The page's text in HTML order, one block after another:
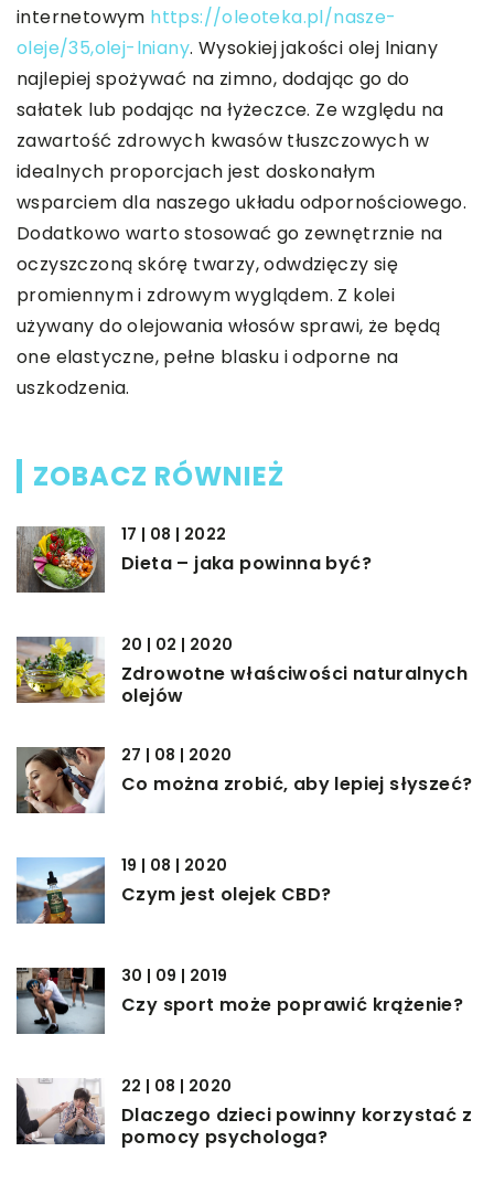
internetowym https://oleoteka.pl/nasze-
oleje/35,olej-lniany. Wysokiej jakości olej lniany
najlepiej spożywać na zimno, dodając go do
sałatek lub podając na łyżeczce. Ze względu na
zawartość zdrowych kwasów tłuszczowych w
idealnych proporcjach jest doskonałym
wsparciem dla naszego układu odpornościowego.
Dodatkowo warto stosować go zewnętrznie na
oczyszczoną skórę twarzy, odwdzięczy się
promiennym i zdrowym wyglądem. Z kolei
używany do olejowania włosów sprawi, że będą
one elastyczne, pełne blasku i odporne na
uszkodzenia.
ZOBACZ RÓWNIEŻ
17 | 08 | 2022
Dieta – jaka powinna być?
20 | 02 | 2020
Zdrowotne właściwości naturalnych
olejów
27 | 08 | 2020
Co można zrobić, aby lepiej słyszeć?
19 | 08 | 2020
Czym jest olejek CBD?
30 | 09 | 2019
Czy sport może poprawić krążenie?
22 | 08 | 2020
Dlaczego dzieci powinny korzystać z
pomocy psychologa?